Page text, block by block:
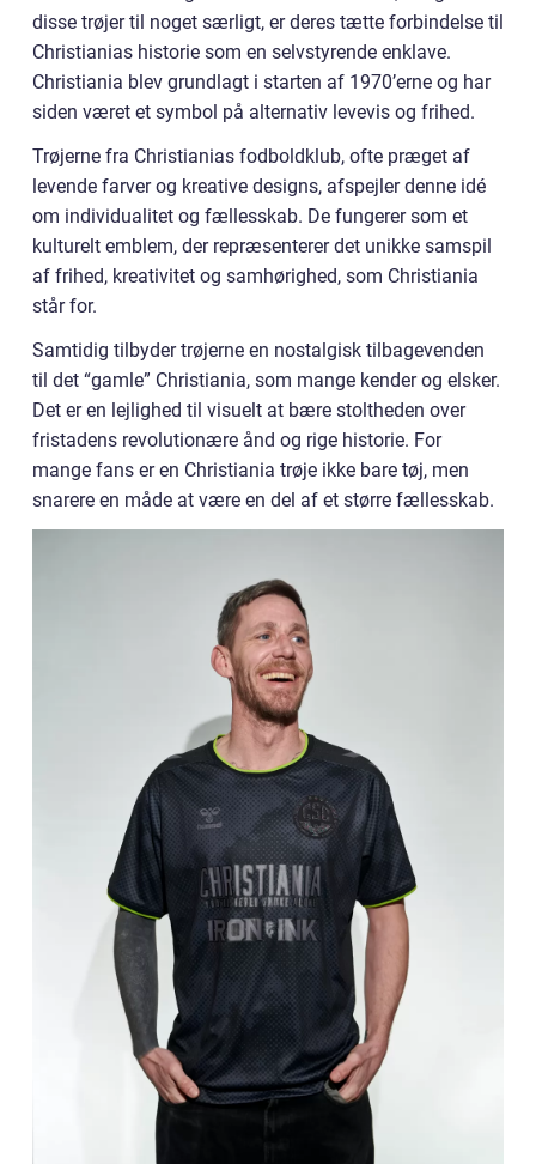
disse trøjer til noget særligt, er deres tætte forbindelse til
Christianias historie som en selvstyrende enklave.
Christiania blev grundlagt i starten af 1970’erne og har
siden været et symbol på alternativ levevis og frihed.
Trøjerne fra Christianias fodboldklub, ofte præget af
levende farver og kreative designs, afspejler denne idé
om individualitet og fællesskab. De fungerer som et
kulturelt emblem, der repræsenterer det unikke samspil
af frihed, kreativitet og samhørighed, som Christiania
står for.
Samtidig tilbyder trøjerne en nostalgisk tilbagevenden
til det “gamle” Christiania, som mange kender og elsker.
Det er en lejlighed til visuelt at bære stoltheden over
fristadens revolutionære ånd og rige historie. For
mange fans er en Christiania trøje ikke bare tøj, men
snarere en måde at være en del af et større fællesskab.